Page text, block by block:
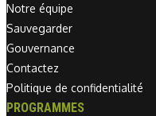
Notre équipe
Sauvegarder
Gouvernance
Contactez
Politique de confidentialité
PROGRAMMES